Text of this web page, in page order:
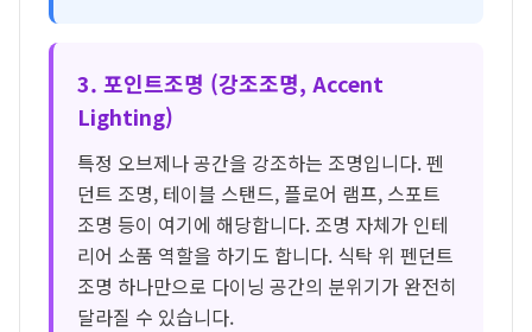
3. 포인트조명 (강조조명, Accent
Lighting)
특정 오브제나 공간을 강조하는 조명입니다. 펜
던트 조명, 테이블 스탠드, 플로어 램프, 스포트
조명 등이 여기에 해당합니다. 조명 자체가 인테
리어 소품 역할을 하기도 합니다. 식탁 위 펜던트
조명 하나만으로 다이닝 공간의 분위기가 완전히
달라질 수 있습니다.